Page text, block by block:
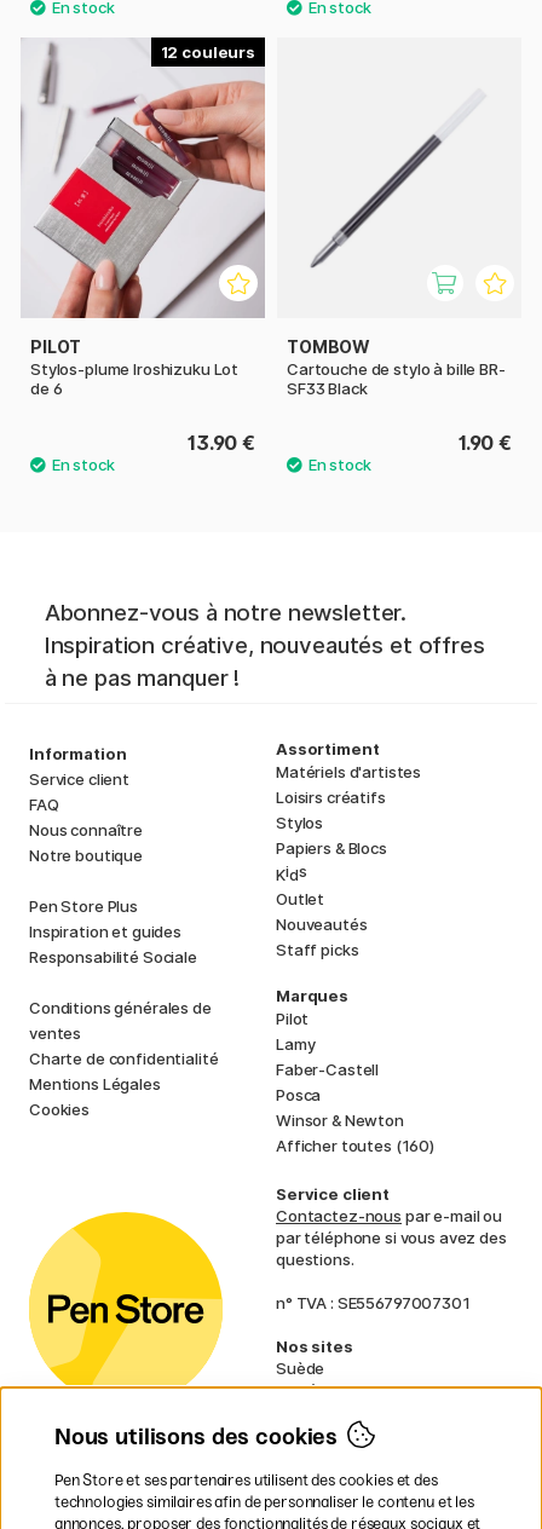
12
PILOT
Stylos-plume Iroshizuku Lot
de 6
13.90 €
TOMBOW
Cartouche de stylo à bille BR-
SF33 Black
1.90 €
Abonnez-vous à notre newsletter.
Inspiration créative, nouveautés et offres
à ne pas manquer !
Information
Service client
FAQ
Nous connaître
Notre boutique
Pen Store Plus
Inspiration et guides
Responsabilité Sociale
Conditions générales de
ventes
Charte de confidentialité
Mentions Légales
Cookies
Assortiment
Matériels d'artistes
Loisirs créatifs
Stylos
Papiers & Blocs
Kids
Outlet
Nouveautés
Staff picks
Marques
Pilot
Lamy
Faber-Castell
Posca
Winsor & Newton
Afficher toutes (160)
Service client
Contactez-nous par e-mail ou
par téléphone si vous avez des
questions.
n° TVA : SE556797007301
Nos sites
Suède
Norvège
Finlande
Irlande
Pays-Bas
Royaume-Uni
Nous utilisons des cookies
Pen Store et ses partenaires utilisent des cookies et des
technologies similaires afin de personnaliser le contenu et les
annonces, proposer des fonctionnalités de réseaux sociaux et